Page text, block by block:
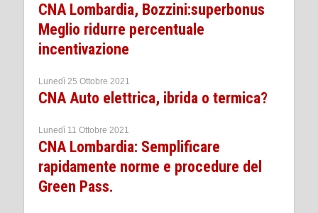
CNA Lombardia, Bozzini:superbonus
Meglio ridurre percentuale
incentivazione
Lunedì 25 Ottobre 2021
CNA Auto elettrica, ibrida o termica?
Lunedì 11 Ottobre 2021
CNA Lombardia: Semplificare
rapidamente norme e procedure del
Green Pass.